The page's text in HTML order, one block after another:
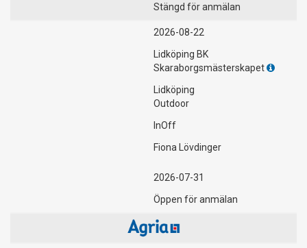
Stängd för anmälan
2026-08-22
Lidköping BK
Skaraborgsmästerskapet
Lidköping
Outdoor
InOff
Fiona Lövdinger
2026-07-31
Öppen för anmälan